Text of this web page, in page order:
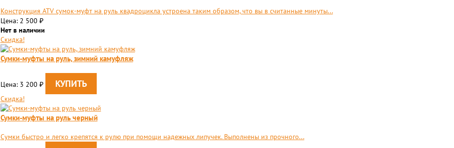
Конструкция ATV сумок-муфт на руль квадроцикла устроена таким образом, что вы в считанные минуты...
Цена: 2 500 ₽
Нет в наличии
Скидка!
Сумки-муфты на руль, зимний камуфляж
Цена: 3 200 ₽
Скидка!
Сумки-муфты на руль черный
Сумки быстро и легко крепятся к рулю при помощи надежных липучек. Выполнены из прочного...